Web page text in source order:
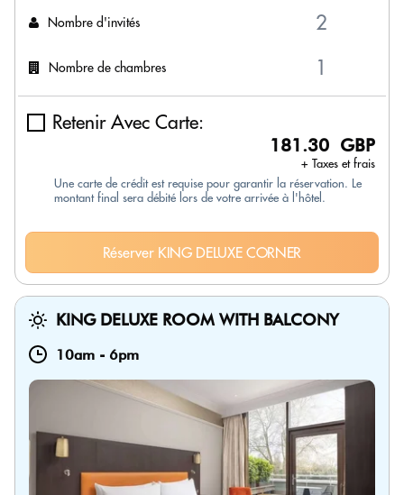
Nombre d'invités
Nombre de chambres
Retenir Avec Carte:
181.30 GBP
+ Taxes et frais
Une carte de crédit est requise pour garantir la réservation. Le
montant final sera débité lors de votre arrivée à l'hôtel.
Réserver KING DELUXE CORNER
KING DELUXE ROOM WITH BALCONY
10am - 6pm